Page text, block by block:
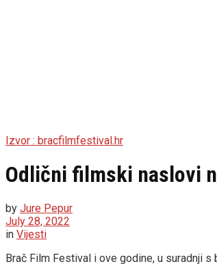
Izvor : bracfilmfestival.hr
Odlični filmski naslovi
by Jure Pepur
July 28, 2022
in Vijesti
Brač Film Festival i ove godine, u suradnji